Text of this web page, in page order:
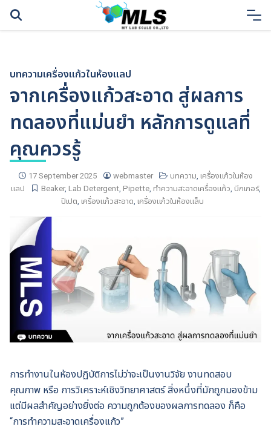
Skip
บทความเครื่องแก้วในห้องแลป
จากเครื่องแก้วสะอาด สู่ผลการ
ทดลองที่แม่นยำ หลักการดูแลที่
คุณควรรู้
17 September 2025 webmaster บทความ, เครื่องแก้วในห้อง
แลป
Beaker, Lab Detergent, Pipette, ทำความสะอาดเครื่องแก้ว, บีกเกอร์,
ปิเปต, เครื่องแก้วสะอาด, เครื่องแก้วในห้องแล็บ
การทำงานในห้องปฏิบัติการไม่ว่าจะเป็นงานวิจัย งานทดสอบ
คุณภาพ หรือ การวิเคราะห์เชิงวิทยาศาสตร์ สิ่งหนึ่งที่มักถูกมองข้าม
แต่มีผลสำคัญอย่างยิ่งต่อ ความถูกต้องของผลการทดลอง ก็คือ
“การทำความสะอาดเครื่องแก้ว”